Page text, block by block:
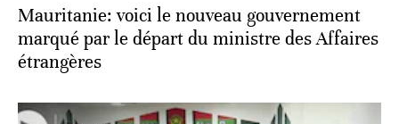
Mauritanie: voici le nouveau gouvernement
marqué par le départ du ministre des Affaires
étrangères